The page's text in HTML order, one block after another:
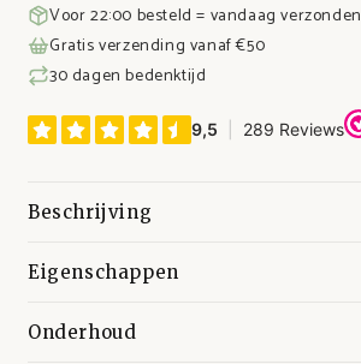
-
Roze
-
Roze
Voor 22:00 besteld = vandaag verzonden
Gratis verzending vanaf €50
30 dagen bedenktijd
Beschrijving
Eigenschappen
Onderhoud